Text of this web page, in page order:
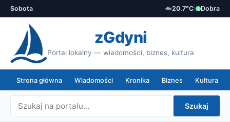
Sobota ☁️20.7°C Dobra
zGdyni
Portal lokalny — wiadomości, biznes, kultura
Strona główna Wiadomości Kronika Biznes Kultura
Szukaj